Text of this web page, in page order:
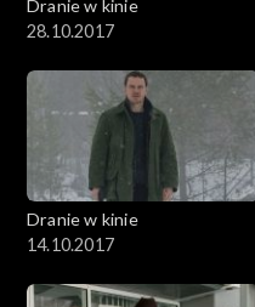
Dranie w kinie
28.10.2017
Dranie w kinie
14.10.2017